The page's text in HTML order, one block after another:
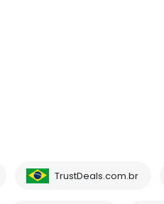
TrustDeals.com.br